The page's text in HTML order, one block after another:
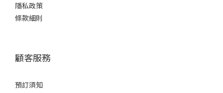
隱私政策
條款細則
顧客服務
預訂須知